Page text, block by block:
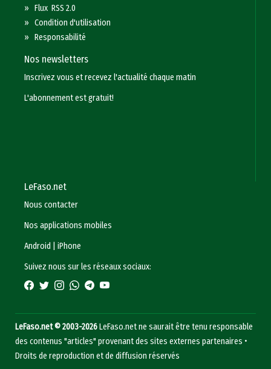
»Flux RSS 2.0
»Condition d'utilisation
»Responsabilité
Nos newsletters
Inscrivez vous et recevez l'actualité chaque matin
L'abonnement est gratuit!
LeFaso.net
Nous contacter
Nos applications mobiles
Android
|iPhone
Suivez nous sur les réseaux sociaux:
LeFaso.net © 2003-2026LeFaso.net ne saurait être tenu responsable
des contenus "articles" provenant des sites externes partenaires •
Droits de reproduction et de diffusion réservés